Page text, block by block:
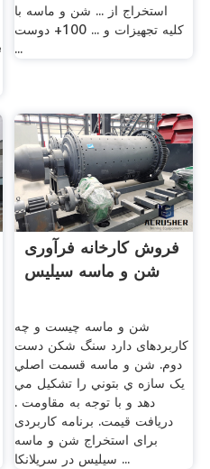
استخراج از ... شن و ماسه با
کلیه تجهیزات و ... 100+ دوست
...
فروش کارخانه فرآوری
شن و ماسه سیلیس
شن و ماسه چیست و چه
کاربردهای دارد سنگ شکن دست
دوم. شن و ماسه قسمت اصلي
يک سازه ي بتوني را تشکيل مي
دهد و با توجه به مقاومت .
دریافت قیمت. برنامه کاربردی
برای استخراج شن و ماسه
سیلیس در سریلانکا ...